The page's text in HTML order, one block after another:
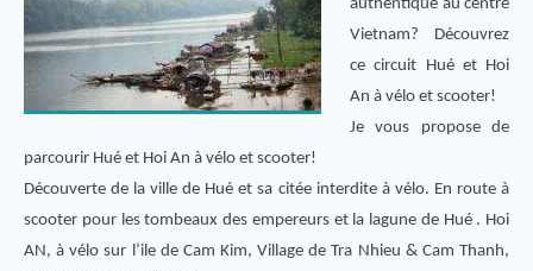
authentique au centre
Vietnam? Découvrez
ce circuit Hué et Hoi
An à vélo et scooter!
Je vous propose de
parcourir Hué et Hoi An à vélo et scooter!
Découverte de la ville de Hué et sa citée interdite à vélo. En route à
scooter pour les tombeaux des empereurs et la lagune de Hué . Hoi
AN, à vélo sur l’ile de Cam Kim, Village de Tra Nhieu & Cam Thanh,